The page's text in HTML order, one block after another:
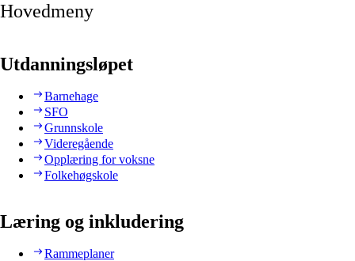
Hovedmeny
Utdanningsløpet
Barnehage
SFO
Grunnskole
Videregående
Opplæring for voksne
Folkehøgskole
Læring og inkludering
Rammeplaner